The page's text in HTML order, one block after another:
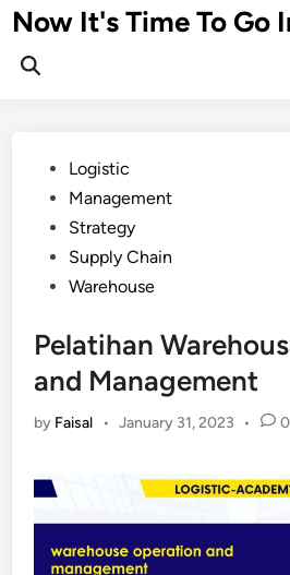
Skip
to
content
Now It's Time To Go
PostedLogistic
Management
Strategy
Supply Chain
Warehouse
Pelatihan
and Management
by Faisal • January 31, 2023 • 0